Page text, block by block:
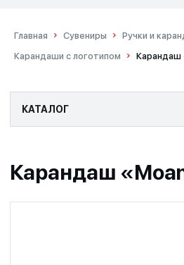
Главная Сувениры
Ручки и
Карандаши с логотипом
Карандаш
КАТАЛОГ
Карандаш